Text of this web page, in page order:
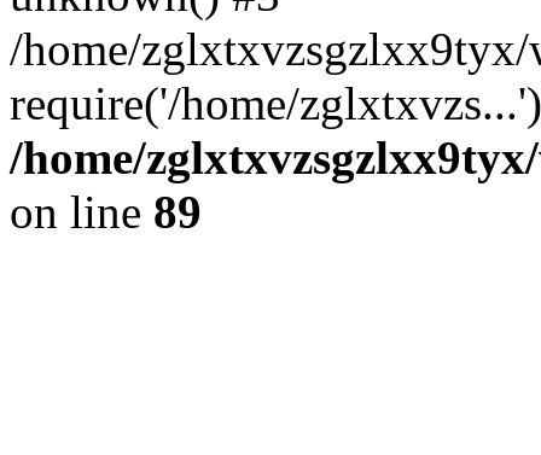
/home/
require('/home/
/home/
on line 89